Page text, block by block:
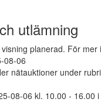
utlämning
planerad. För mer
08-06
nätauktioner under
08-06 kl. 10.00 - 16.00